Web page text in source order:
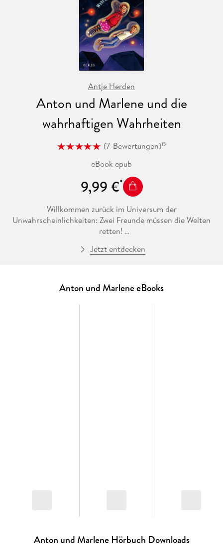
Antje Herden
Anton und Marlene und die
wahrhaftigen Wahrheiten
(7 Bewertungen)15
eBook epub
9,99 €
Willkommen zurück im Universum der
Unwahrscheinlichkeiten: Zwei Freunde müssen die Welten
retten!
Eigentlich würden sich Anton und Marlene gerne einmal um
Gefahr, und es ruft ausgerechnet nach ihnen! In der anderen
die niemals auf die Toilette müssen. Doch zwischen
Jetzt entdecken
Anton und Marlene eBooks
Anton und Marlene Hörbuch Downloads